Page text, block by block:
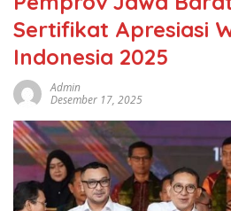
Sertifikat Apresiasi
Indonesia 2025
Admin
Desember 17, 2025